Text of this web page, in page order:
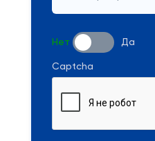
Нет Да
Captcha